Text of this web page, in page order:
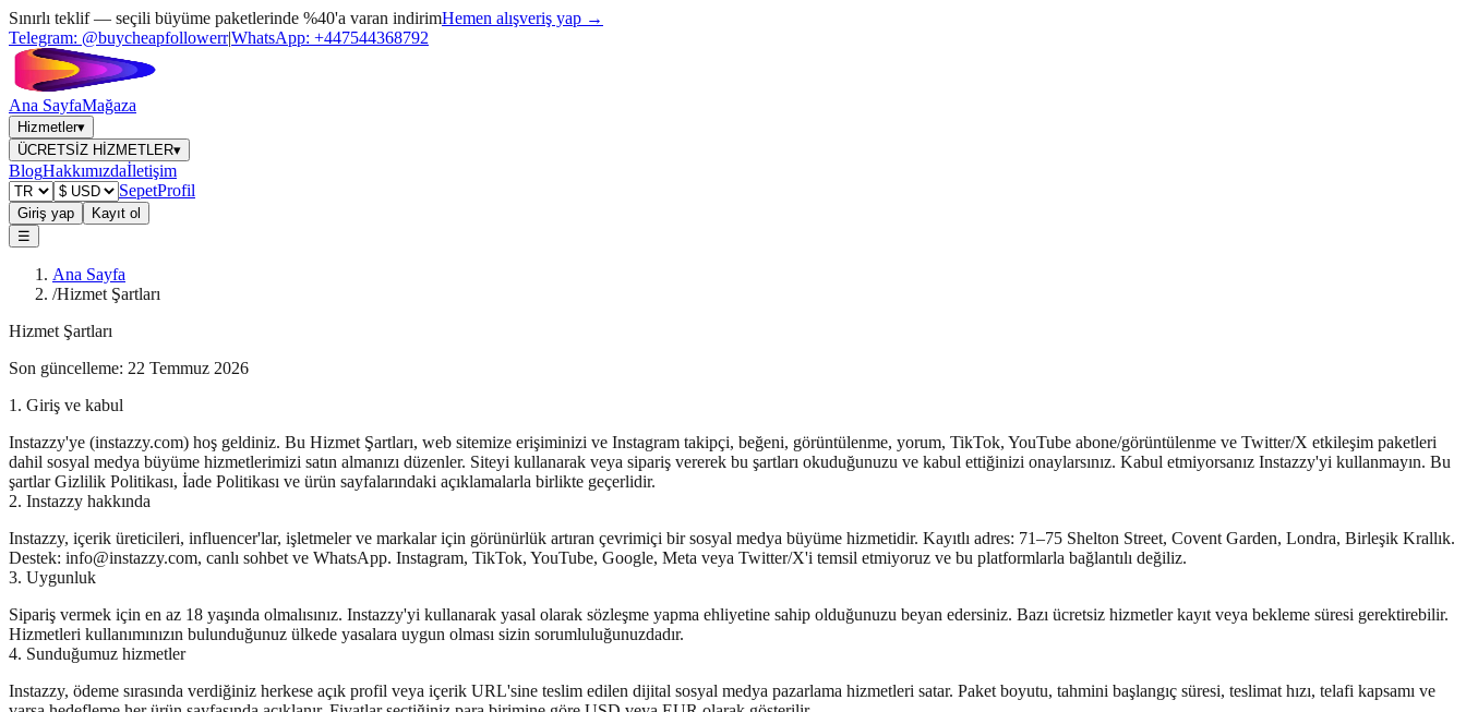
Sınırlı teklif — seçili büyüme paketlerinde %40'a varan indirimHemen alışveriş yap →
Telegram: @buycheapfollowerr|WhatsApp: +447544368792
Ana SayfaMağaza
Hizmetler▾
ÜCRETSİZ HİZMETLER▾
BlogHakkımızdaİletişim
SepetProfil
Giriş yap
Kayıt ol
☰
Ana Sayfa
/Hizmet Şartları
Hizmet Şartları
Son güncelleme: 22 Temmuz 2026
1. Giriş ve kabul
Instazzy'ye (instazzy.com) hoş geldiniz. Bu Hizmet Şartları, web sitemize erişiminizi ve Instagram takipçi, beğeni, görüntülenme, yorum, TikTok, YouTube abone/görüntülenme ve Twitter/X etkileşim paketleri
dahil sosyal medya büyüme hizmetlerimizi satın almanızı düzenler. Siteyi kullanarak veya sipariş vererek bu şartları okuduğunuzu ve kabul ettiğinizi onaylarsınız. Kabul etmiyorsanız Instazzy'yi kullanmayın. Bu
şartlar Gizlilik Politikası, İade Politikası ve ürün sayfalarındaki açıklamalarla birlikte geçerlidir.
2. Instazzy hakkında
Instazzy, içerik üreticileri, influencer'lar, işletmeler ve markalar için görünürlük artıran çevrimiçi bir sosyal medya büyüme hizmetidir. Kayıtlı adres: 71–75 Shelton Street, Covent Garden, Londra, Birleşik Krallık.
Destek: info@instazzy.com, canlı sohbet ve WhatsApp. Instagram, TikTok, YouTube, Google, Meta veya Twitter/X'i temsil etmiyoruz ve bu platformlarla bağlantılı değiliz.
3. Uygunluk
Sipariş vermek için en az 18 yaşında olmalısınız. Instazzy'yi kullanarak yasal olarak sözleşme yapma ehliyetine sahip olduğunuzu beyan edersiniz. Bazı ücretsiz hizmetler kayıt veya bekleme süresi gerektirebilir.
Hizmetleri kullanımınızın bulunduğunuz ülkede yasalara uygun olması sizin sorumluluğunuzdadır.
4. Sunduğumuz hizmetler
Instazzy, ödeme sırasında verdiğiniz herkese açık profil veya içerik URL'sine teslim edilen dijital sosyal medya pazarlama hizmetleri satar. Paket boyutu, tahmini başlangıç süresi, teslimat hızı, telafi kapsamı ve